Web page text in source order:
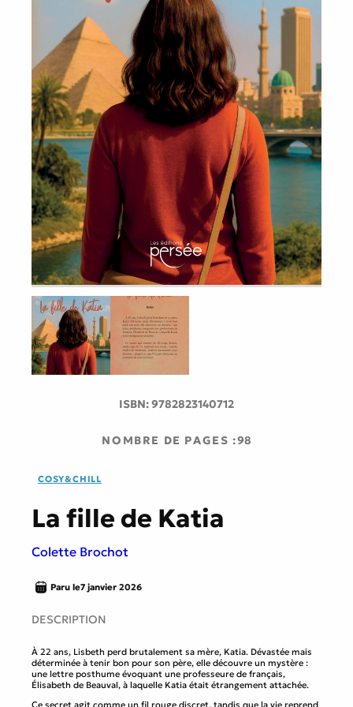
ISBN:9782823140712
NOMBRE DE PAGES :98
COSY&CHILL
La fille de Katia
Colette Brochot
Paru le7 janvier 2026
DESCRIPTION
À 22 ans, Lisbeth perd brutalement sa mère, Katia. Dévastée mais
déterminée à tenir bon pour son père, elle découvre un mystère :
une lettre posthume évoquant une professeure de français,
Élisabeth de Beauval, à laquelle Katia était étrangement attachée.